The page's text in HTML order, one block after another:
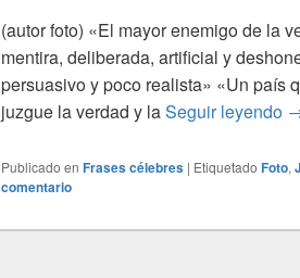
(autor foto) «El mayor enemigo de la
mentira, deliberada, artificial y
persuasivo y poco realista» «Un país
juzgue la verdad y laSeguir leyendo
Publicado en Frases célebres | Etiquetado Foto,
comentario